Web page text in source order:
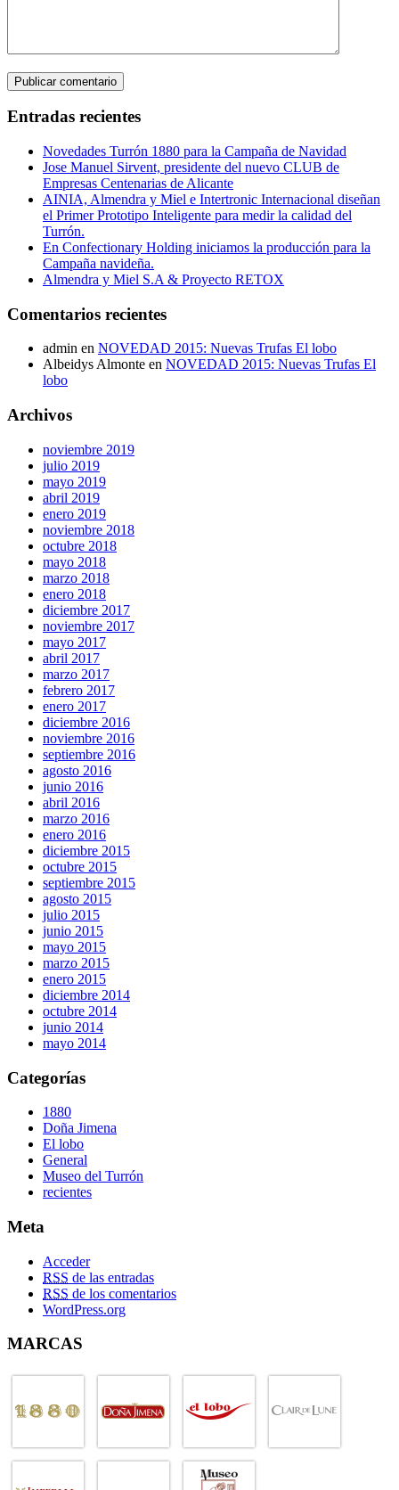
Entradas recientes
Novedades Turrón 1880 para la Campaña de Navidad
Jose Manuel Sirvent, presidente del nuevo CLUB de
Empresas Centenarias de Alicante
AINIA, Almendra y Miel e Intertronic Internacional diseñan
el Primer Prototipo Inteligente para medir la calidad del
Turrón.
En Confectionary Holding iniciamos la producción para la
Campaña navideña.
Almendra y Miel S.A & Proyecto RETOX
Comentarios recientes
admin en NOVEDAD 2015: Nuevas Trufas El lobo
Albeidys Almonte en NOVEDAD 2015: Nuevas Trufas El
lobo
Archivos
noviembre 2019
julio 2019
mayo 2019
abril 2019
enero 2019
noviembre 2018
octubre 2018
mayo 2018
marzo 2018
enero 2018
diciembre 2017
noviembre 2017
mayo 2017
abril 2017
marzo 2017
febrero 2017
enero 2017
diciembre 2016
noviembre 2016
septiembre 2016
agosto 2016
junio 2016
abril 2016
marzo 2016
enero 2016
diciembre 2015
octubre 2015
septiembre 2015
agosto 2015
julio 2015
junio 2015
mayo 2015
marzo 2015
enero 2015
diciembre 2014
octubre 2014
junio 2014
mayo 2014
Categorías
1880
Doña Jimena
El lobo
General
Museo del Turrón
recientes
Meta
Acceder
RSS de las entradas
RSS de los comentarios
WordPress.org
MARCAS